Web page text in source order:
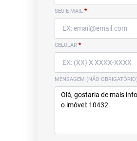
SEU E-MAIL *
CELULAR *
MENSAGEM (NÃO OBRIGATÓRIO)